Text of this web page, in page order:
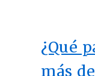
¿Qué
más